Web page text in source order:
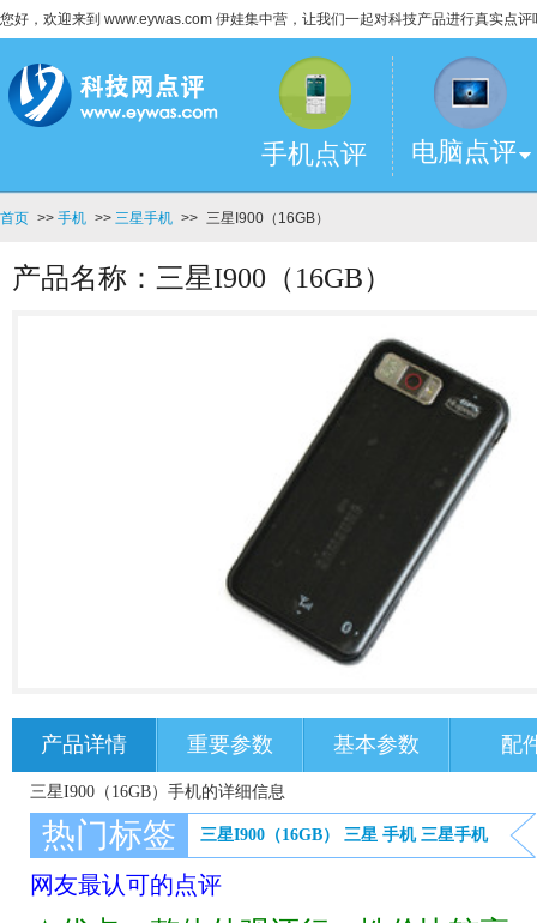
您好，欢迎来到 www.eywas.com 伊娃集中营，让我们一起对科技产品进行真实点评
手机点评 电脑点评
首页 >> 手机 >> 三星手机 >> 三星I900（16GB）
产品名称：三星I900（16GB）
产品详情 重要参数 基本参数 配
三星I900（16GB）手机的详细信息
热门标签 三星I900（16GB） 三星 手机 三星手机
网友最认可的点评